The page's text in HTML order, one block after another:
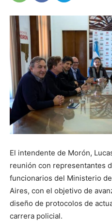
El intendente de Morón,
reunión con representantes
funcionarios del Ministerio
Aires, con el objetivo de
diseño de protocolos de
carrera policial.